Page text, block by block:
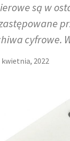
są w
cyfrowe.
kwietnia, 2022